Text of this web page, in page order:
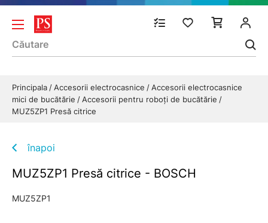
Principala Accesorii electrocasnice
Accesorii electrocasnice
mici de bucătărie
Accesorii pentru roboți de bucătărie
MUZ5ZP1 Presă citrice
înapoi
MUZ5ZP1 Presă citrice - BOSCH
MUZ5ZP1